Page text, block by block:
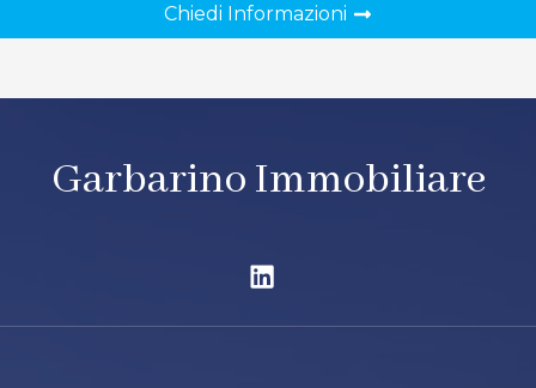
Chiedi Informazioni
Garbarino Immobiliare